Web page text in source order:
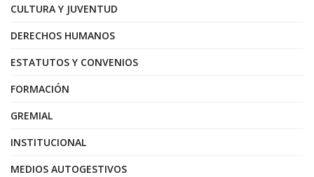
CULTURA Y JUVENTUD
DERECHOS HUMANOS
ESTATUTOS Y CONVENIOS
FORMACIÓN
GREMIAL
INSTITUCIONAL
MEDIOS AUTOGESTIVOS